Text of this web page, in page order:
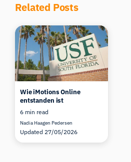
Related Posts
Wie iMotions Online
entstanden ist
6 min read
Nadia Haagen Pedersen
Updated 27/05/2026